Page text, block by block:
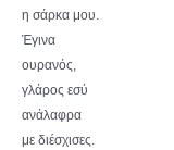
η σάρκα μου.
Έγινα
ουρανός,
γλάρος εσύ
ανάλαφρα
με διέσχισες.